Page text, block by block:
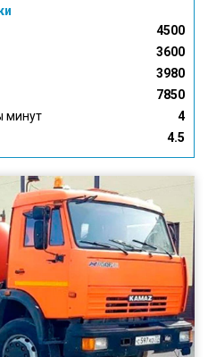
4500
3600
3980
7850
минут
4
4.5